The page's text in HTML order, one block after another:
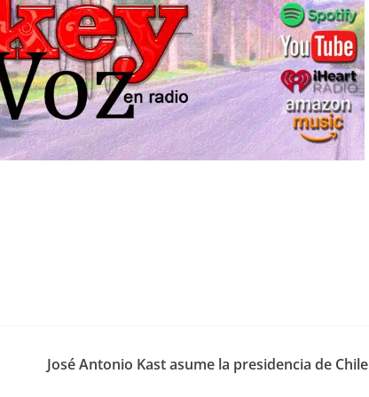
José Antonio Kast asume la presidencia de Chile